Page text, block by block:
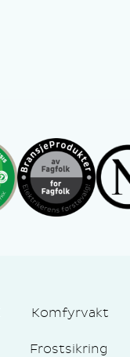
Komfyrvakt
Frostsikring